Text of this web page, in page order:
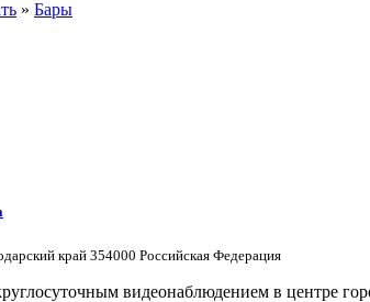
» Бары
край 354000 Российская Федерация
видеонаблюдением в центре